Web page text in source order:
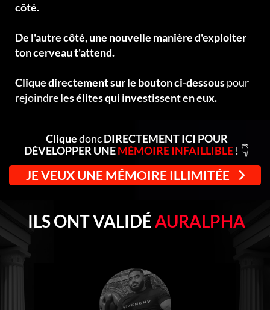
côté.
De l'autre côté, une nouvelle manière d'exploiter
ton cerveau t'attend.
Clique directement sur le bouton ci-dessouspour
rejoindreles élites qui investissent en eux.
CliquedoncDIRECTEMENT ICI POUR
DÉVELOPPER UNEMÉMOIRE INFAILLIBLE ! 👇
JE VEUX UNE MÉMOIRE ILLIMITÉE
ILS ONT VALIDÉAURALPHA